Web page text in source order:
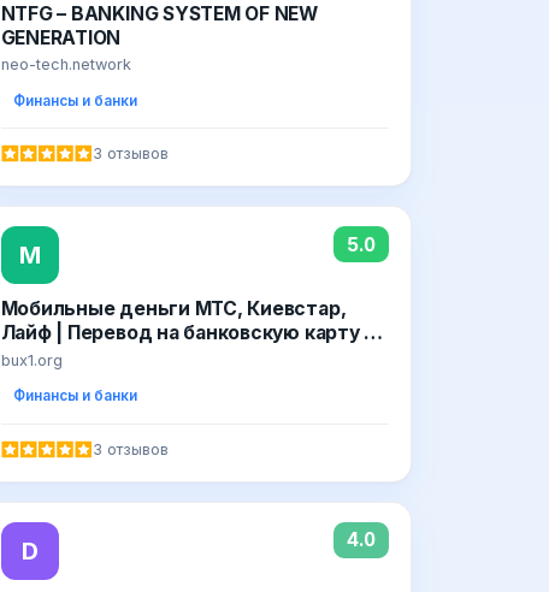
NTFG – BANKING SYSTEM OF NEW
GENERATION
neo-tech.network
Финансы и банки
3 отзывов
М 5.0
Мобильные деньги МТС, Киевстар,
Лайф | Перевод на банковскую карту -
Mobltransfer.com
bux1.org
Финансы и банки
3 отзывов
D 4.0